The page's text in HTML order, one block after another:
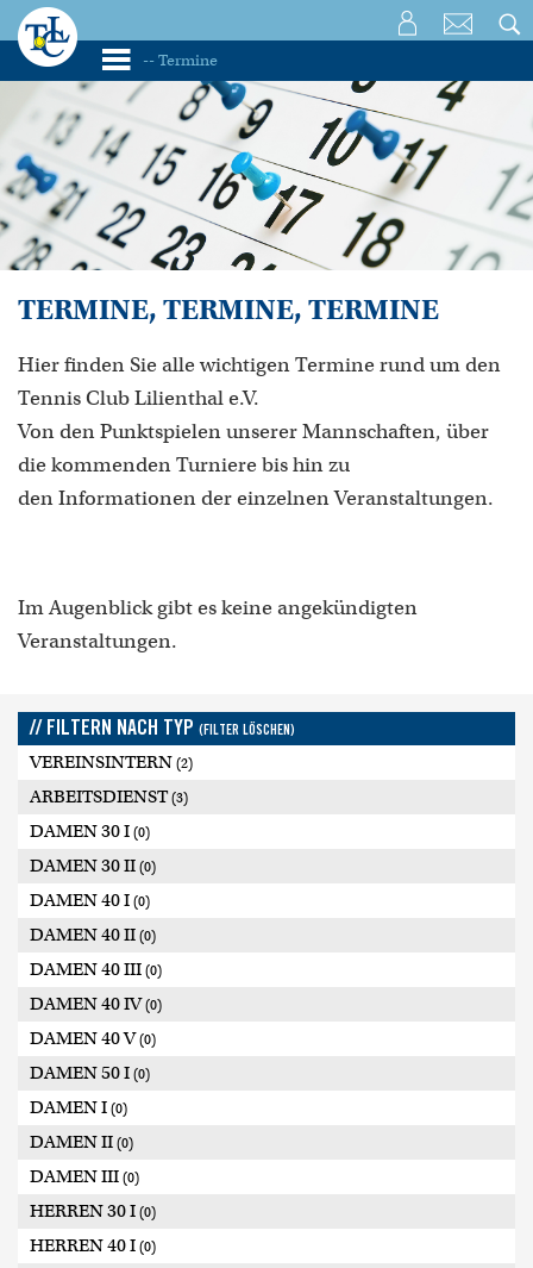
TERMINE, TERMINE, TERMINE
Hier finden Sie alle wichtigen Termine rund um den
Tennis Club Lilienthal e.V.
Von den Punktspielen unserer Mannschaften, über
die kommenden Turniere bis hin zu
den Informationen der einzelnen Veranstaltungen.
Im Augenblick gibt es keine angekündigten
Veranstaltungen.
// FILTERN NACH TYP (FILTER LÖSCHEN)
VEREINSINTERN (2)
ARBEITSDIENST(3)
DAMEN 30 I (0)
DAMEN 30 II (0)
DAMEN 40 I (0)
DAMEN 40 II (0)
DAMEN 40 III (0)
DAMEN 40 IV(0)
DAMEN 40 V(0)
DAMEN 50 I (0)
DAMEN I (0)
DAMEN II (0)
DAMEN III (0)
HERREN 30 I (0)
HERREN 40 I (0)